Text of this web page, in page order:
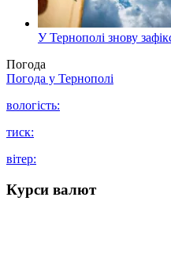
У Тернополі знову
Погода
Погода у Тернополі
вологість:
тиск:
вітер:
Курси валют